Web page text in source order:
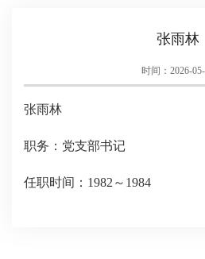
张雨林
时间：2026-
张雨林
职务：党支部书记
任职时间：1982～1984